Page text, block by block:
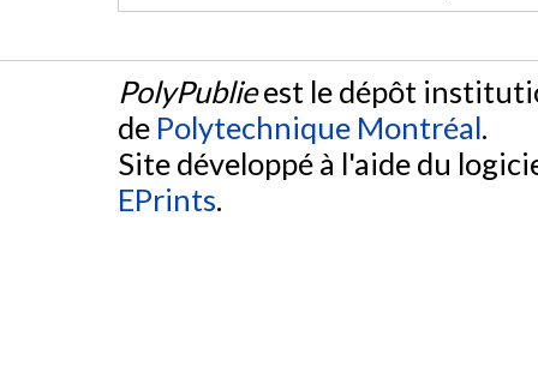
PolyPublieest le dépôt
de Polytechnique Montréal.
Site développé à l'aide du
EPrints.